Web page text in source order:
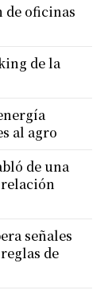
de oficinas
de la
al agro
de una
relación
señales
de